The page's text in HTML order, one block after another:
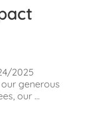
2025
generous
our ...